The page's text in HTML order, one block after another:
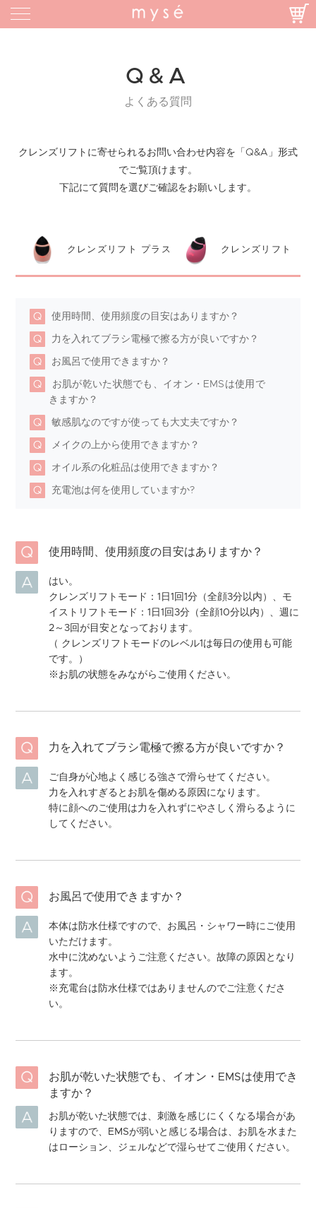
Q&A
よくある質問
クレンズリフトに寄せられるお問い合わせ内容を「Q&A」形式
でご覧頂けます。
下記にて質問を選びご確認をお願いします。
クレンズリフト プラス クレンズリフト
使用時間、使用頻度の目安はありますか？
力を入れてブラシ電極で擦る方が良いですか？
お風呂で使用できますか？
お肌が乾いた状態でも、イオン・EMSは使用で
きますか？
敏感肌なのですが使っても大丈夫ですか？
メイクの上から使用できますか？
オイル系の化粧品は使用できますか？
充電池は何を使用していますか?
使用時間、使用頻度の目安はありますか？
はい。
クレンズリフトモード：1日1回1分（全顔3分以内）、モ
イストリフトモード：1日1回3分（全顔10分以内）、週に
2～3回が目安となっております。
（ クレンズリフトモードのレベル1は毎日の使用も可能
です。）
※お肌の状態をみながらご使用ください。
力を入れてブラシ電極で擦る方が良いですか？
ご自身が心地よく感じる強さで滑らせてください。
力を入れすぎるとお肌を傷める原因になります。
特に顔へのご使用は力を入れずにやさしく滑らるように
してください。
お風呂で使用できますか？
本体は防水仕様ですので、お風呂・シャワー時にご使用
いただけます。
水中に沈めないようご注意ください。故障の原因となり
ます。
※充電台は防水仕様ではありませんのでご注意くださ
い。
お肌が乾いた状態でも、イオン・EMSは使用でき
ますか？
お肌が乾いた状態では、刺激を感じにくくなる場合があ
りますので、EMSが弱いと感じる場合は、お肌を水また
はローション、ジェルなどで湿らせてご使用ください。